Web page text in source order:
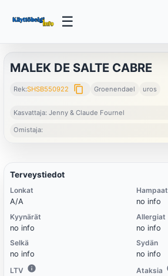
☰
MALEK DE SALTE CABRE
Rek:SHSB550922 content_copy Groenendael uros
Kasvattaja: Jenny & Claude Fournel
Omistaja:
Terveystiedot
Lonkat
A/A
Kyynärät
no info
Selkä
no info
LTV
Hampaat
no info
Allergiat
no info
Sydän
no info
Ataksia